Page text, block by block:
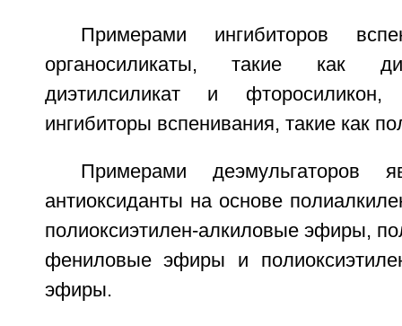
Примерами ингибиторов
органосиликаты, такие как
диэтилсиликат и
ингибиторы вспенивания, такие как
Примерами деэмульгаторов
антиоксиданты на основе
полиоксиэтилен-алкиловые эфиры,
фениловые эфиры и
эфиры.